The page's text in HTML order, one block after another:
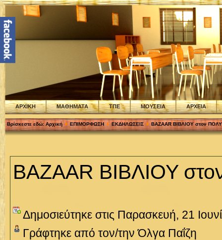
ΑΡΧΙΚΗ ΜΑΘΗΜΑΤΑ ΤΠΕ ΜΟΥΣΕΙΑ ΑΡΧΕΙΑ
Βρίσκεστε εδώ: Αρχική ΕΠΙΜΟΡΦΩΣΗ ΕΚΔΗΛΩΣΕΙΣ BAZAAR ΒΙΒΛΙΟΥ στον
BAZAAR ΒΙΒΛΙΟΥ
Δημοσιεύτηκε στις Παρασκευή, 21
Γράφτηκε από τον/την Όλγα Παΐζη